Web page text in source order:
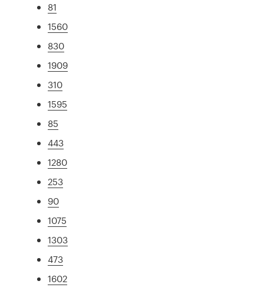
81
1560
830
1909
310
1595
85
443
1280
253
90
1075
1303
473
1602